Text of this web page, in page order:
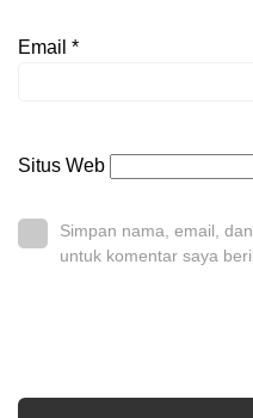
Email *
Situs Web
Simpan nama, email,
untuk komentar saya